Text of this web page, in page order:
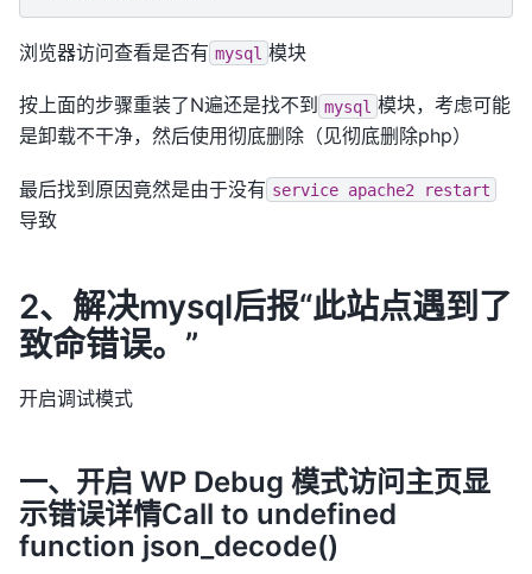
浏览器访问查看是否有 mysql 模块
按上面的步骤重装了N遍还是找不到 mysql 模块，考虑可能
是卸载不干净，然后使用彻底删除（见彻底删除php）
最后找到原因竟然是由于没有 service apache2 restart
导致
2、解决mysql后报“此站点遇到了
致命错误。”
开启调试模式
一、开启 WP Debug 模式访问主页显
示错误详情Call to undefined
function json_decode()